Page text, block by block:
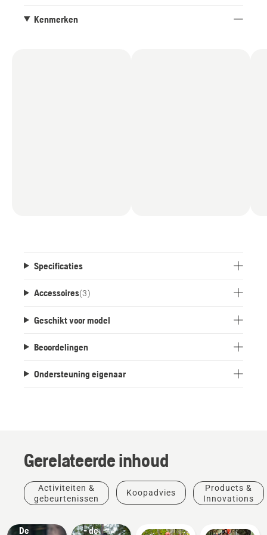
geleiderail.
Kenmerken
Specificaties
Accessoires(3)
Geschikt voor model
Beoordelingen
Ondersteuning eigenaar
Gerelateerde inhoud
Activiteiten &
gebeurtenissen
Koopadvies
Products &
Innovations
Products
De
Products
&
Innovations
- de